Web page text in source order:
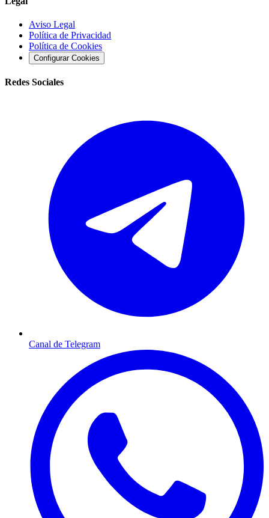
Aviso Legal
Política de Privacidad
Política de Cookies
Configurar Cookies
Redes Sociales
Canal de Telegram